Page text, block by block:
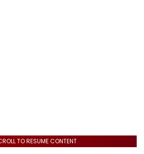
TO RESUME CONTENT